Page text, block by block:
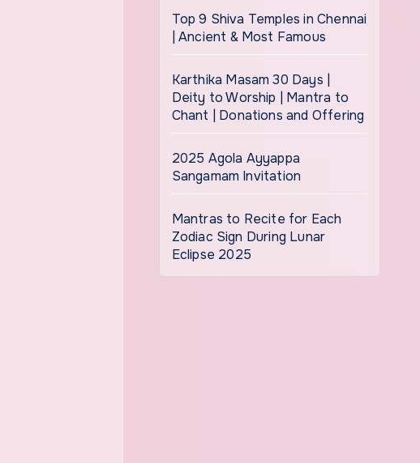
Top 9 Shiva Temples in Chennai
| Ancient & Most Famous
Karthika Masam 30 Days |
Deity to Worship | Mantra to
Chant | Donations and Offering
2025 Agola Ayyappa
Sangamam Invitation
Mantras to Recite for Each
Zodiac Sign During Lunar
Eclipse 2025